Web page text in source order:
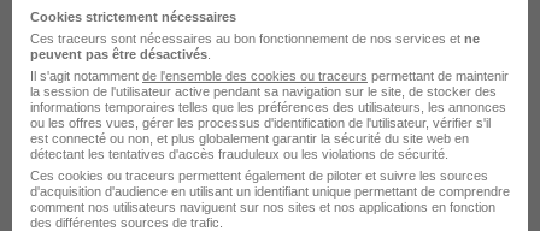
Automaticien H/F
Kalixens RH Lyon
Chassieu - 69 CDI 35 000 - 40 000 € / an
Cookies strictement nécessaires
Ces traceurs sont nécessaires au bon fonctionnement de nos services et ne
peuvent pas être désactivés
Il s'agit notamment de l'ensemble des cookies ou traceurs permettant de maintenir
la session de l'utilisateur active pendant sa navigation sur le site, de stocker des
informations temporaires telles que les préférences des utilisateurs, les annonces
ou les offres vues, gérer les processus d'identification de l'utilisateur, vérifier s'il
est connecté ou non, et plus globalement garantir la sécurité du site web en
détectant les tentatives d'accès frauduleux ou les violations de sécurité.
Ces cookies ou traceurs permettent également de piloter et suivre les sources
d'acquisition d'audience en utilisant un identifiant unique permettant de comprendre
comment nos utilisateurs naviguent sur nos sites et nos applications en fonction
des différentes sources de trafic.